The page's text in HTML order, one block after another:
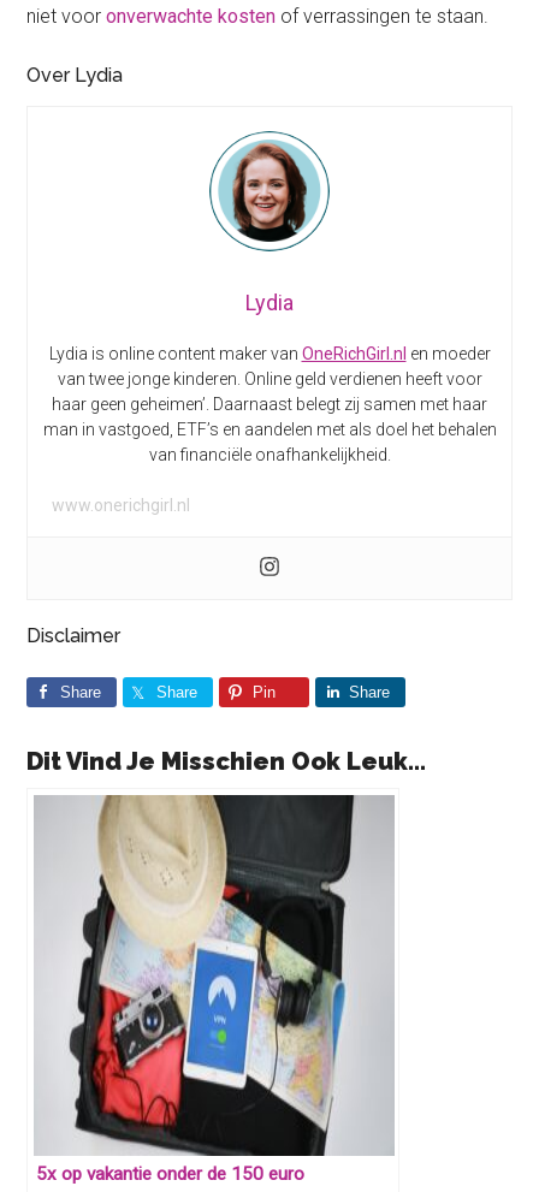
niet vooronverwachte kosten of verrassingen te staan.
Over Lydia
Lydia
Lydia is online content maker van OneRichGirl.nl en moeder
van twee jonge kinderen. Online geld verdienen heeft voor
haar geen geheimen’. Daarnaast belegt zij samen met haar
man in vastgoed, ETF’s en aandelen met als doel het behalen
van financiële onafhankelijkheid.
www.onerichgirl.nl
Disclaimer
Share Share Pin Share
Dit Vind Je Misschien Ook Leuk...
5x op vakantie onder de 150 euro